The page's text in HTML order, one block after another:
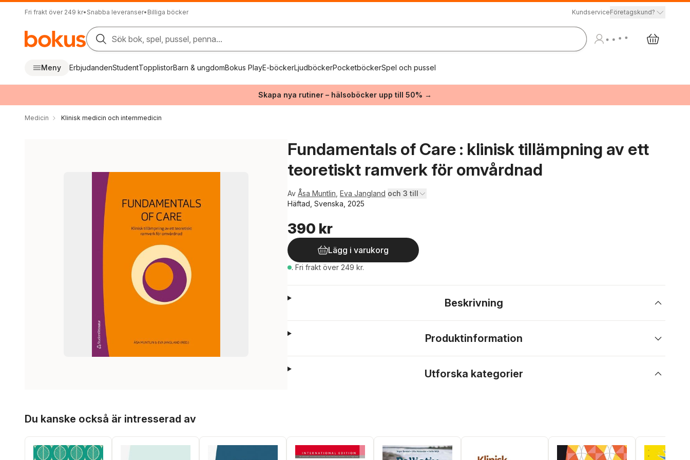
Fri frakt över 249 kr• Snabba leveranser• Billiga böcker KundserviceFöretagskund?
Sök bok, spel, pussel, penna...
Meny ErbjudandenStudentTopplistorBarn & ungdomBokus PlayE-böckerLjudböckerPocketböckerSpel och pussel
Skapa nya rutiner – hälsoböcker upp till 50% →
Medicin Klinisk medicin och internmedicin
Fundamentals of Care : klinisk tillämpning av ett
teoretiskt ramverk för omvårdnad
Av Åsa Muntlin Eva Jangland och 3 till
Häftad, Svenska, 2025
390 kr
Lägg i varukorg
. Fri frakt över 249 kr.
Beskrivning
Produktinformation
Utforska kategorier
Du kanske också är intresserad av